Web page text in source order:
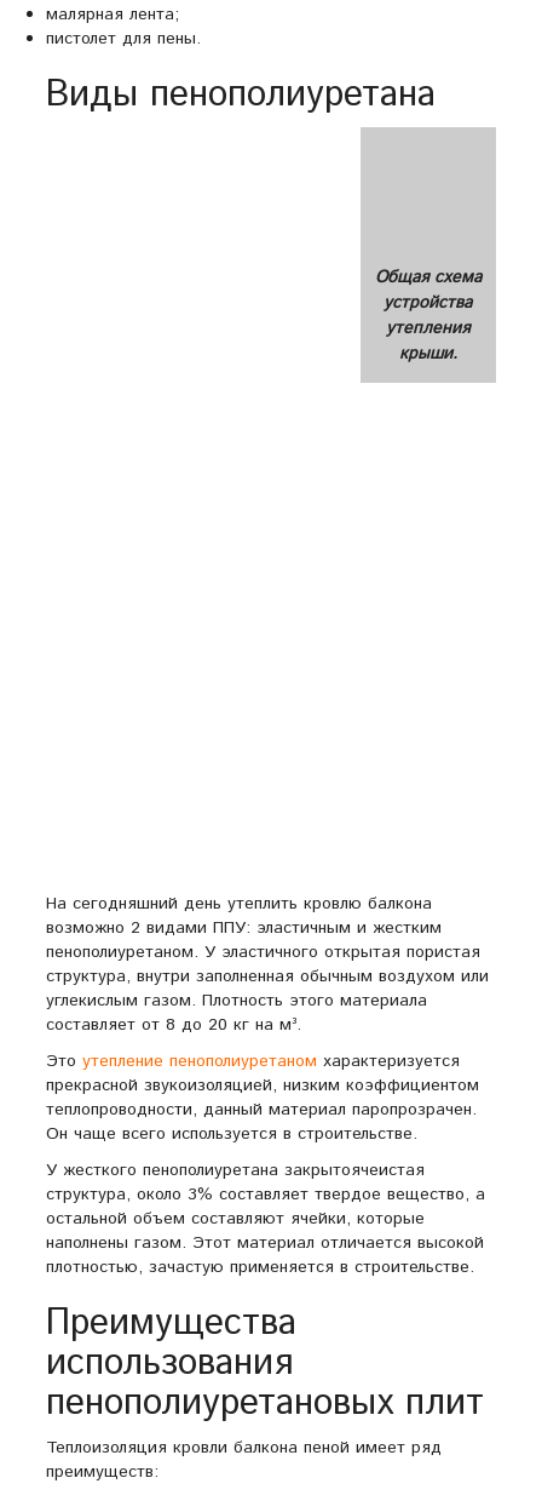
малярная лента;
пистолет для пены.
Виды пенополиуретана
Общая схема
устройства
утепления
крыши.
На сегодняшний день утеплить кровлю балкона
возможно 2 видами ППУ: эластичным и жестким
пенополиуретаном. У эластичного открытая пористая
структура, внутри заполненная обычным воздухом или
углекислым газом. Плотность этого материала
составляет от 8 до 20 кг на м³.
Этоутепление пенополиуретаном характеризуется
прекрасной звукоизоляцией, низким коэффициентом
теплопроводности, данный материал паропрозрачен.
Он чаще всего используется в строительстве.
У жесткого пенополиуретана закрытоячеистая
структура, около 3% составляет твердое вещество, а
остальной объем составляют ячейки, которые
наполнены газом. Этот материал отличается высокой
плотностью, зачастую применяется в строительстве.
Преимущества
использования
пенополиуретановых плит
Теплоизоляция кровли балкона пеной имеет ряд
преимуществ: